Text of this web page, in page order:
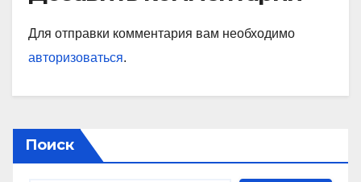
Для отправки комментария вам необходимо
авторизоваться.
Поиск